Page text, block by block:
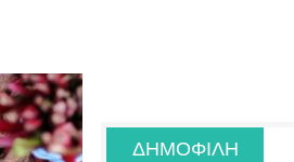
ΔΗΜΟΦΙΛΗ